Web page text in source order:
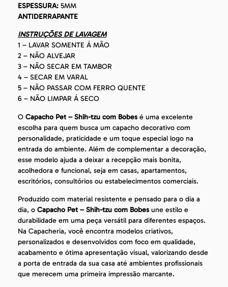
ESPESSURA: 5MM
ANTIDERRAPANTE
INSTRUÇÕES DE LAVAGEM
1 – LAVAR SOMENTE Á MÃO
2 – NÃO ALVEJAR
3 – NÃO SECAR EM TAMBOR
4 – SECAR EM VARAL
5 – NÃO PASSAR COM FERRO QUENTE
6 – NÃO LIMPAR Á SECO
O Capacho Pet – Shih-tzu com Bobes é uma excelente
escolha para quem busca um capacho decorativo com
personalidade, praticidade e um toque especial logo na
entrada do ambiente. Além de complementar a decoração,
esse modelo ajuda a deixar a recepção mais bonita,
acolhedora e funcional, seja em casas, apartamentos,
escritórios, consultórios ou estabelecimentos comerciais.
Produzido com material resistente e pensado para o dia a
dia, o Capacho Pet – Shih-tzu com Bobes une estilo e
durabilidade em uma peça versátil para diferentes espaços.
Na Capacheria, você encontra modelos criativos,
personalizados e desenvolvidos com foco em qualidade,
acabamento e ótima apresentação visual, valorizando desde
a porta de entrada da sua casa até ambientes profissionais
que merecem uma primeira impressão marcante.